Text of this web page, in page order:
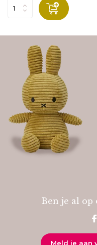
Ben je al op
Meld je aan